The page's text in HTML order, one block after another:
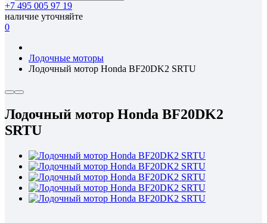
+7 495 005 97 19
наличие уточняйте
0
Лодочные моторы
Лодочный мотор Honda BF20DK2 SRTU
Лодочный мотор Honda BF20DK2
SRTU